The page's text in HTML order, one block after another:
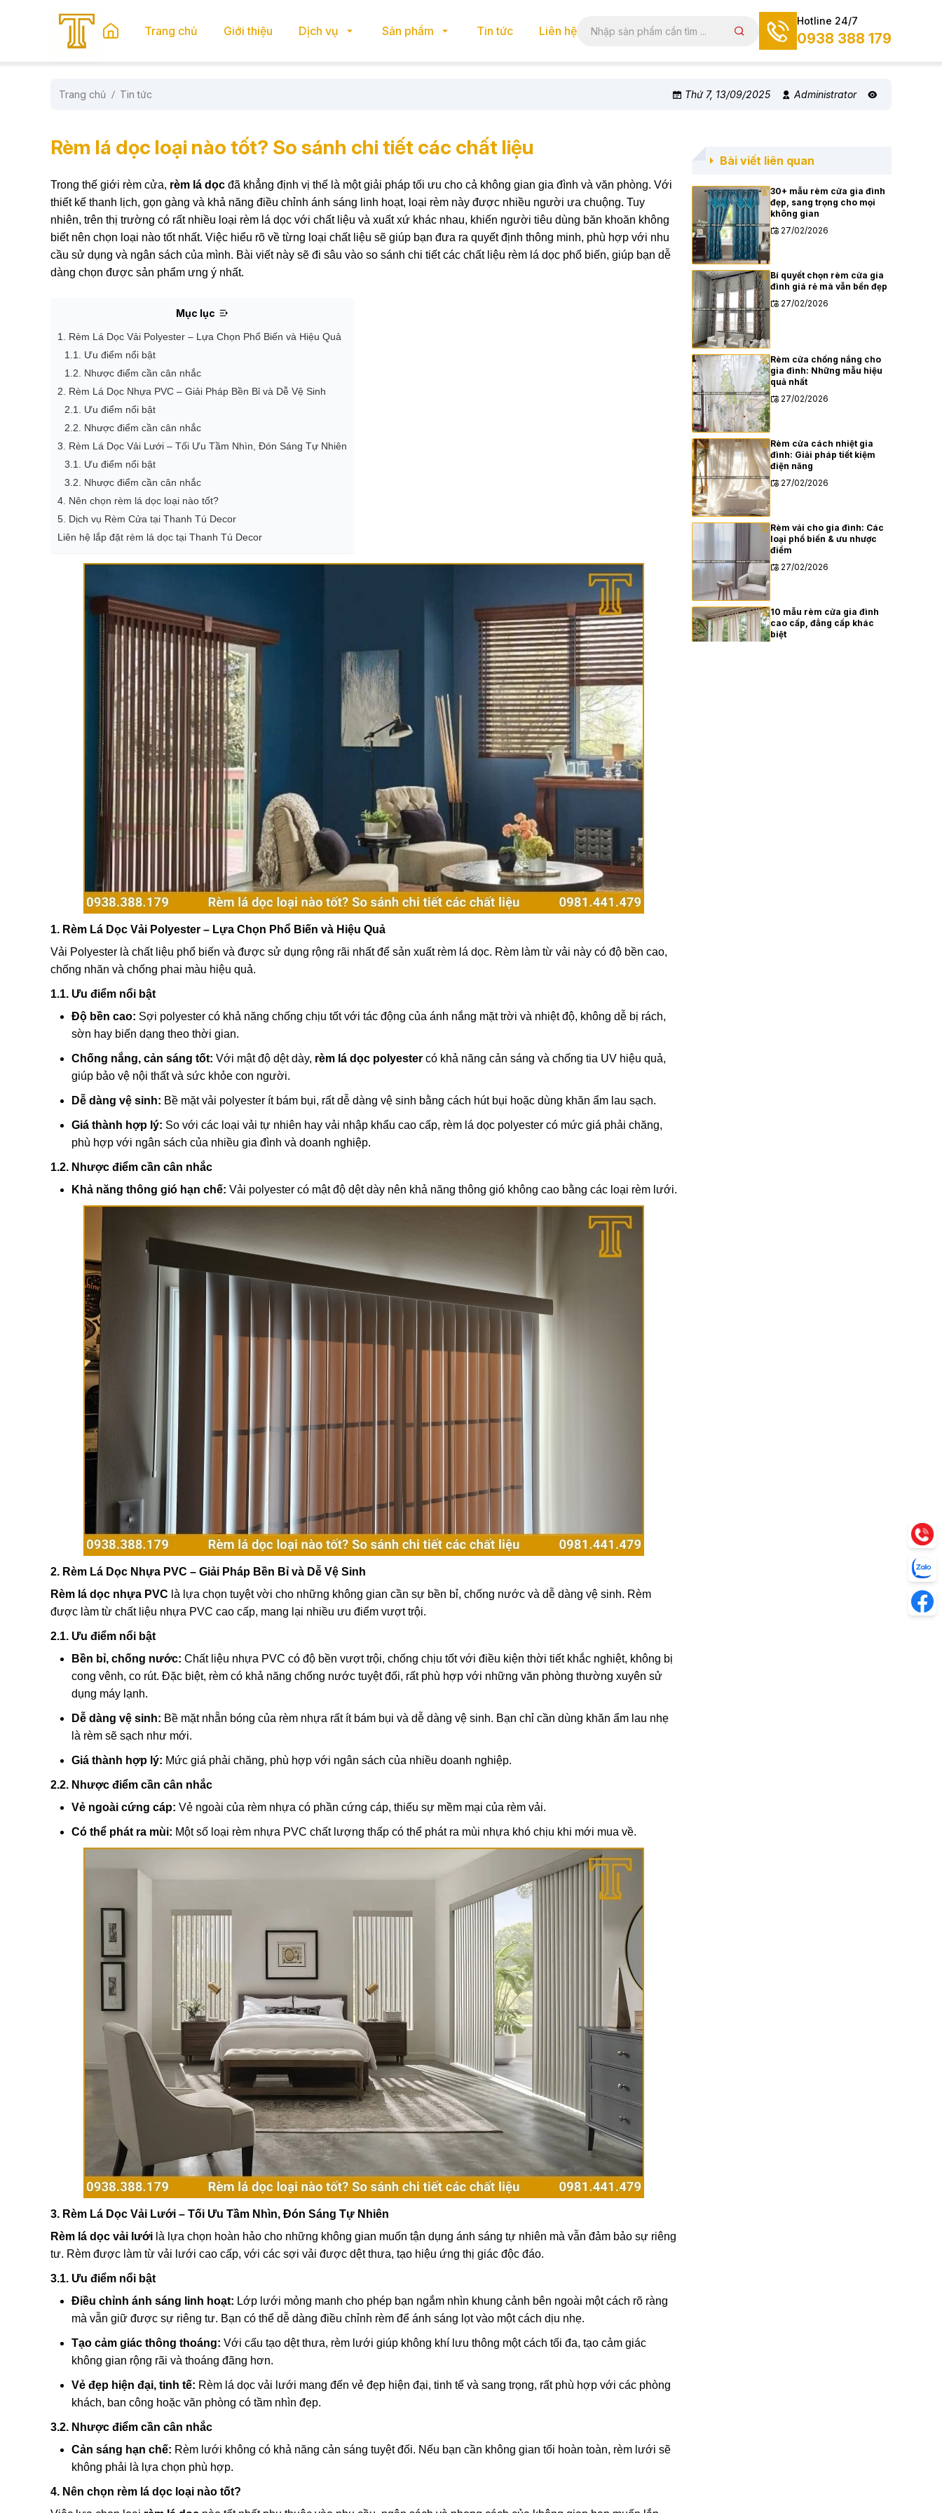
Trang chủ Giới thiệu Dịch vụ Sản phẩm Tin tức Liên hệ
Hotline 24/7
0938 388 179
Trang chủ Tin tức Thứ 7, 13/09/2025 Administrator
Rèm lá dọc loại nào tốt? So sánh chi tiết các chất liệu
Trong thế giới rèm cửa, rèm lá dọc đã khẳng định vị thế là một giải pháp tối ưu cho cả không gian gia đình và văn phòng. Với
thiết kế thanh lịch, gọn gàng và khả năng điều chỉnh ánh sáng linh hoạt, loại rèm này được nhiều người ưa chuộng. Tuy
nhiên, trên thị trường có rất nhiều loại rèm lá dọc với chất liệu và xuất xứ khác nhau, khiến người tiêu dùng băn khoăn không
biết nên chọn loại nào tốt nhất. Việc hiểu rõ về từng loại chất liệu sẽ giúp bạn đưa ra quyết định thông minh, phù hợp với nhu
cầu sử dụng và ngân sách của mình. Bài viết này sẽ đi sâu vào so sánh chi tiết các chất liệu rèm lá dọc phổ biến, giúp bạn dễ
dàng chọn được sản phẩm ưng ý nhất.
Mục lục
1. Rèm Lá Dọc Vải Polyester – Lựa Chọn Phổ Biến và Hiệu Quả
1.1. Ưu điểm nổi bật
1.2. Nhược điểm cần cân nhắc
2. Rèm Lá Dọc Nhựa PVC – Giải Pháp Bền Bỉ và Dễ Vệ Sinh
2.1. Ưu điểm nổi bật
2.2. Nhược điểm cần cân nhắc
3. Rèm Lá Dọc Vải Lưới – Tối Ưu Tầm Nhìn, Đón Sáng Tự Nhiên
3.1. Ưu điểm nổi bật
3.2. Nhược điểm cần cân nhắc
4. Nên chọn rèm lá dọc loại nào tốt?
5. Dịch vụ Rèm Cửa tại Thanh Tú Decor
Liên hệ lắp đặt rèm lá dọc tại Thanh Tú Decor
1. Rèm Lá Dọc Vải Polyester – Lựa Chọn Phổ Biến và Hiệu Quả
Vải Polyester là chất liệu phổ biến và được sử dụng rộng rãi nhất để sản xuất rèm lá dọc. Rèm làm từ vải này có độ bền cao,
chống nhăn và chống phai màu hiệu quả.
1.1. Ưu điểm nổi bật
Độ bền cao: Sợi polyester có khả năng chống chịu tốt với tác động của ánh nắng mặt trời và nhiệt độ, không dễ bị rách,
sờn hay biến dạng theo thời gian.
Chống nắng, cản sáng tốt: Với mật độ dệt dày, rèm lá dọc polyester có khả năng cản sáng và chống tia UV hiệu quả,
giúp bảo vệ nội thất và sức khỏe con người.
Dễ dàng vệ sinh: Bề mặt vải polyester ít bám bụi, rất dễ dàng vệ sinh bằng cách hút bụi hoặc dùng khăn ẩm lau sạch.
Giá thành hợp lý: So với các loại vải tự nhiên hay vải nhập khẩu cao cấp, rèm lá dọc polyester có mức giá phải chăng,
phù hợp với ngân sách của nhiều gia đình và doanh nghiệp.
1.2. Nhược điểm cần cân nhắc
Khả năng thông gió hạn chế: Vải polyester có mật độ dệt dày nên khả năng thông gió không cao bằng các loại rèm lưới.
2. Rèm Lá Dọc Nhựa PVC – Giải Pháp Bền Bỉ và Dễ Vệ Sinh
Rèm lá dọc nhựa PVC là lựa chọn tuyệt vời cho những không gian cần sự bền bỉ, chống nước và dễ dàng vệ sinh. Rèm
được làm từ chất liệu nhựa PVC cao cấp, mang lại nhiều ưu điểm vượt trội.
2.1. Ưu điểm nổi bật
Bền bỉ, chống nước: Chất liệu nhựa PVC có độ bền vượt trội, chống chịu tốt với điều kiện thời tiết khắc nghiệt, không bị
cong vênh, co rút. Đặc biệt, rèm có khả năng chống nước tuyệt đối, rất phù hợp với những văn phòng thường xuyên sử
dụng máy lạnh.
Dễ dàng vệ sinh: Bề mặt nhẵn bóng của rèm nhựa rất ít bám bụi và dễ dàng vệ sinh. Bạn chỉ cần dùng khăn ẩm lau nhẹ
là rèm sẽ sạch như mới.
Giá thành hợp lý: Mức giá phải chăng, phù hợp với ngân sách của nhiều doanh nghiệp.
2.2. Nhược điểm cần cân nhắc
Vẻ ngoài cứng cáp: Vẻ ngoài của rèm nhựa có phần cứng cáp, thiếu sự mềm mại của rèm vải.
Có thể phát ra mùi: Một số loại rèm nhựa PVC chất lượng thấp có thể phát ra mùi nhựa khó chịu khi mới mua về.
3. Rèm Lá Dọc Vải Lưới – Tối Ưu Tầm Nhìn, Đón Sáng Tự Nhiên
Rèm lá dọc vải lưới là lựa chọn hoàn hảo cho những không gian muốn tận dụng ánh sáng tự nhiên mà vẫn đảm bảo sự riêng
tư. Rèm được làm từ vải lưới cao cấp, với các sợi vải được dệt thưa, tạo hiệu ứng thị giác độc đáo.
3.1. Ưu điểm nổi bật
Điều chỉnh ánh sáng linh hoạt: Lớp lưới mỏng manh cho phép bạn ngắm nhìn khung cảnh bên ngoài một cách rõ ràng
mà vẫn giữ được sự riêng tư. Bạn có thể dễ dàng điều chỉnh rèm để ánh sáng lọt vào một cách dịu nhẹ.
Tạo cảm giác thông thoáng: Với cấu tạo dệt thưa, rèm lưới giúp không khí lưu thông một cách tối đa, tạo cảm giác
không gian rộng rãi và thoáng đãng hơn.
Vẻ đẹp hiện đại, tinh tế: Rèm lá dọc vải lưới mang đến vẻ đẹp hiện đại, tinh tế và sang trọng, rất phù hợp với các phòng
khách, ban công hoặc văn phòng có tầm nhìn đẹp.
3.2. Nhược điểm cần cân nhắc
Cản sáng hạn chế: Rèm lưới không có khả năng cản sáng tuyệt đối. Nếu bạn cần không gian tối hoàn toàn, rèm lưới sẽ
không phải là lựa chọn phù hợp.
4. Nên chọn rèm lá dọc loại nào tốt?
Bài viết liên quan
30+ mẫu rèm cửa gia đình
đẹp, sang trọng cho mọi
không gian
27/02/2026
Bí quyết chọn rèm cửa gia
đình giá rẻ mà vẫn bền đẹp
27/02/2026
Rèm cửa chống nắng cho
gia đình: Những mẫu hiệu
quả nhất
27/02/2026
Rèm cửa cách nhiệt gia
đình: Giải pháp tiết kiệm
điện năng
27/02/2026
Rèm vải cho gia đình: Các
loại phổ biến & ưu nhược
điểm
27/02/2026
10 mẫu rèm cửa gia đình
cao cấp, đẳng cấp khác
biệt